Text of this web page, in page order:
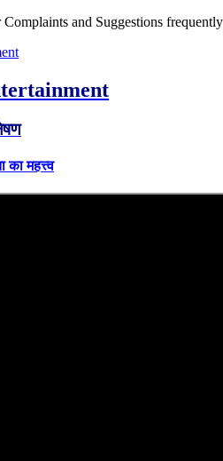
Complaints and Suggestions
का महत्त्व